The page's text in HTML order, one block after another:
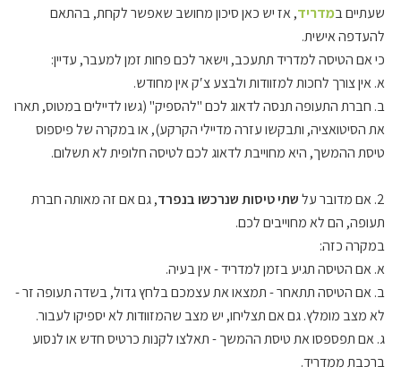
שעתיים במדריד, אז יש כאן סיכון מחושב שאפשר לקחת, בהתאם
להעדפה אישית.
כי אם הטיסה למדריד תתעכב, וישאר לכם פחות זמן למעבר, עדיין:
א. אין צורך לחכות למזוודות ולבצע צ′ק אין מחודש.
ב. חברת התעופה תנסה לדאוג לכם "להספיק" (גשו לדיילים במטוס, תארו
את הסיטואציה, ותבקשו עזרה מדיילי הקרקע), או במקרה של פיספוס
טיסת ההמשך, היא מחוייבת לדאוג לכם לטיסה חלופית לא תשלום.
2. אם מדובר על שתי טיסות שנרכשו בנפרד, גם אם זה מאותה חברת
תעופה, הם לא מחוייבים לכם.
במקרה כזה:
א. אם הטיסה תגיע בזמן למדריד - אין בעיה.
ב. אם הטיסה תתאחר - תמצאו את עצמכם בלחץ גדול, בשדה תעופה זר -
לא מצב מומלץ. גם אם תצליחו, יש מצב שהמזוודות לא יספיקו לעבור.
ג. אם תפספסו את טיסת ההמשך - תאלצו לקנות כרטיס חדש או לנסוע
ברכבת ממדריד.